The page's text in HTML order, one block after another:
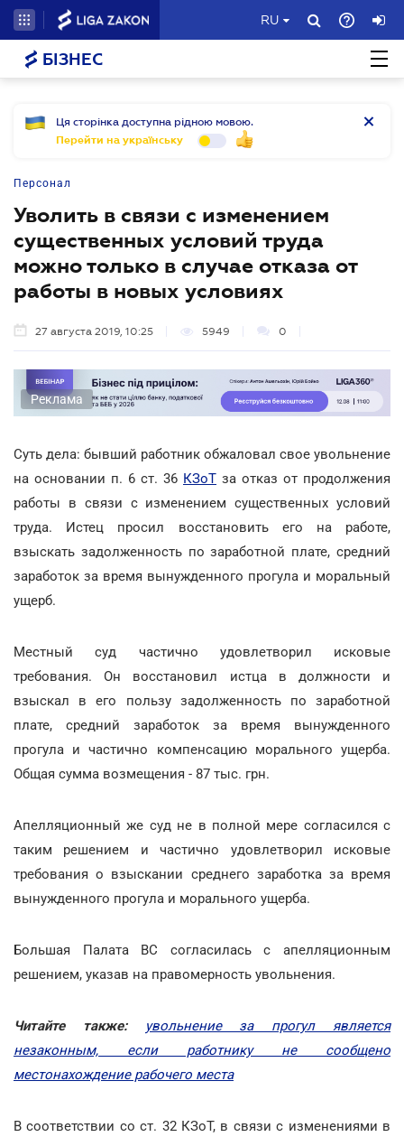
RU
БІЗНЕС
Ця сторінка доступна рідною мовою.
Перейти на українську
Персонал
Уволить в связи с изменением
существенных условий труда
можно только в случае отказа от
работы в новых условиях
27 августа 2019, 10:25 5949 0
Реклама
Суть дела: бывший работник обжаловал свое увольнение
на основании п. 6 ст. 36 КЗоТ за отказ от продолжения
работы в связи с изменением существенных условий
труда. Истец просил восстановить его на работе,
взыскать задолженность по заработной плате, средний
заработок за время вынужденного прогула и моральный
ущерб.
Местный суд частично удовлетворил исковые
требования. Он восстановил истца в должности и
взыскал в его пользу задолженность по заработной
плате, средний заработок за время вынужденного
прогула и частично компенсацию морального ущерба.
Общая сумма возмещения - 87 тыс. грн.
Апелляционный же суд не в полной мере согласился с
таким решением и частично удовлетворил исковые
требования о взыскании среднего заработка за время
вынужденного прогула и морального ущерба.
Большая Палата ВС согласилась с апелляционным
решением, указав на правомерность увольнения.
Читайте также:
увольнение за прогул является
незаконным, если работнику не сообщено
местонахождение рабочего места
В соответствии со ст. 32 КЗоТ, в связи с изменениями в